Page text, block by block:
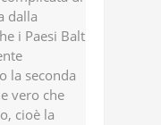
dalla
i Paesi Baltici
la seconda
vero che
cioè la